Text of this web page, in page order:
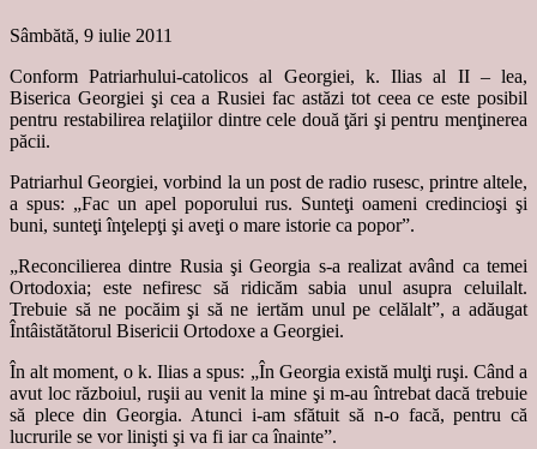
Sâmbătă, 9 iulie 2011
Conform Patriarhului-catolicos al Georgiei, k. Ilias al II – lea,
Biserica Georgiei şi cea a Rusiei fac astăzi tot ceea ce este posibil
pentru restabilirea relaţiilor dintre cele două ţări şi pentru menţinerea
păcii.
Patriarhul Georgiei, vorbind la un post de radio rusesc, printre altele,
a spus: „Fac un apel poporului rus. Sunteţi oameni credincioşi şi
buni, sunteţi înţelepţi şi aveţi o mare istorie ca popor”.
„Reconcilierea dintre Rusia şi Georgia s-a realizat având ca temei
Ortodoxia; este nefiresc să ridicăm sabia unul asupra celuilalt.
Trebuie să ne pocăim şi să ne iertăm unul pe celălalt”, a adăugat
Întâistătătorul Bisericii Ortodoxe a Georgiei.
În alt moment, o k. Ilias a spus: „În Georgia există mulţi ruşi. Când a
avut loc războiul, ruşii au venit la mine şi m-au întrebat dacă trebuie
să plece din Georgia. Atunci i-am sfătuit să n-o facă, pentru că
lucrurile se vor linişti şi va fi iar ca înainte”.